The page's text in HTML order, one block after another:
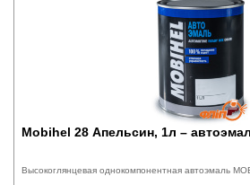
Mobihel 28 Апельсин, 1л –
Высокоглянцевая однокомпонентная автоэмаль